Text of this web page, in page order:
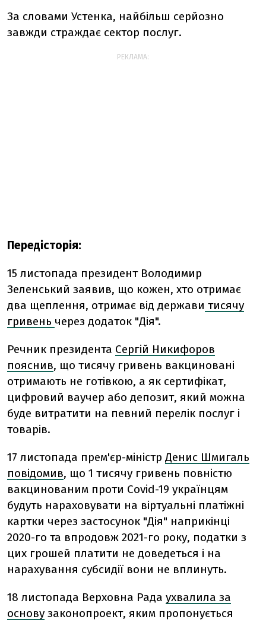
За словами Устенка, найбільш серйозно
завжди страждає сектор послуг.
РЕКЛАМА:
Передісторія:
15 листопада президент Володимир
Зеленський заявив, що кожен, хто отримає
два щеплення, отримає від держави тисячу
гривень через додаток "Дія".
Речник президента Сергій Никифоров
пояснив, що тисячу гривень вакциновані
отримають не готівкою, а як сертифікат,
цифровий ваучер або депозит, який можна
буде витратити на певний перелік послуг і
товарів.
17 листопада прем'єр-міністр Денис Шмигаль
повідомив, що 1 тисячу гривень повністю
вакцинованим проти Covid-19 українцям
будуть нараховувати на віртуальні платіжні
картки через застосунок "Дія" наприкінці
2020-го та впродовж 2021-го року, податки з
цих грошей платити не доведеться і на
нарахування субсидії вони не вплинуть.
18 листопада Верховна Рада ухвалила за
основу законопроект, яким пропонується